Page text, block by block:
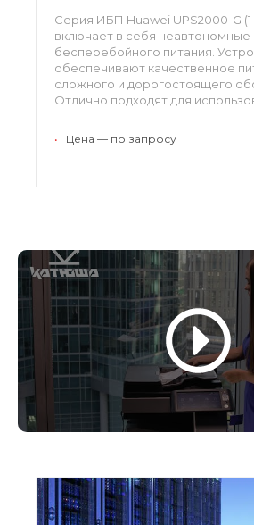
Серия ИБП Huawei UPS2000-G
включает в себя неавтономные
бесперебойного питания.
обеспечивают качественное
сложного и дорогостоящего
Отлично подходят для
• Цена — по запросу